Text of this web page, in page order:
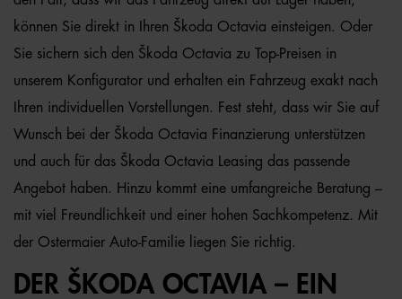
können Sie direkt in Ihren Škoda Octavia einsteigen. Oder
Sie sichern sich den Škoda Octavia zu Top-Preisen in
unserem Konfigurator und erhalten ein Fahrzeug exakt nach
Ihren individuellen Vorstellungen. Fest steht, dass wir Sie auf
Wunsch bei der Škoda Octavia Finanzierung unterstützen
und auch für das Škoda Octavia Leasing das passende
Angebot haben. Hinzu kommt eine umfangreiche Beratung –
mit viel Freundlichkeit und einer hohen Sachkompetenz. Mit
der Ostermaier Auto-Familie liegen Sie richtig.
DER ŠKODA OCTAVIA – EIN